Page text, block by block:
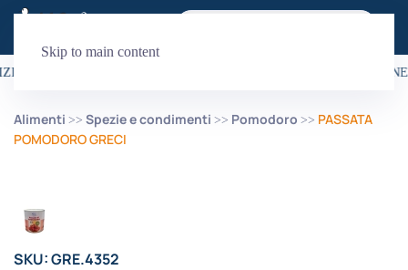
Skip to main content
È GRATUITA PER ORDINI SUPERIORI A 99€ LA
Alimenti Spezie e condimenti Pomodoro
PASSATA
POMODORO GRECI
SKU: GRE.4352